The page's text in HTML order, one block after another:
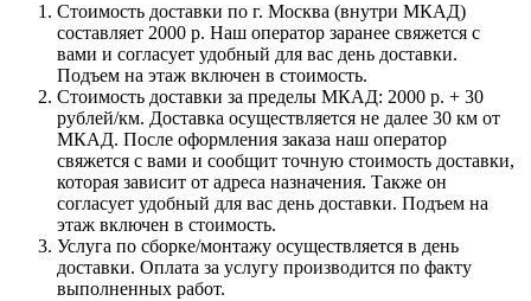
Стоимость доставки по г. Москва (внутри МКАД)
составляет 2000 р. Наш оператор заранее свяжется с
вами и согласует удобный для вас день доставки.
Подъем на этаж включен в стоимость.
Стоимость доставки за пределы МКАД: 2000 р. + 30
рублей/км. Доставка осуществляется не далее 30 км от
МКАД. После оформления заказа наш оператор
свяжется с вами и сообщит точную стоимость доставки,
которая зависит от адреса назначения. Также он
согласует удобный для вас день доставки. Подъем на
этаж включен в стоимость.
Услуга по сборке/монтажу осуществляется в день
доставки. Оплата за услугу производится по факту
выполненных работ.